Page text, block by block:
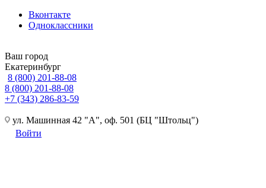
Вконтакте
Одноклассники
Ваш город
Екатеринбург
8 (800) 201-88-08
8 (800) 201-88-08
+7 (343) 286-83-59
ул. Машинная 42 "А", оф. 501 (БЦ "Штольц")
Войти